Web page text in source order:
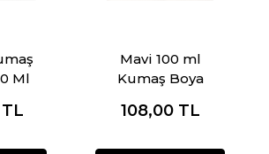
Ml
TL
Mavi 100 ml
Kumaş Boya
108,00 TL